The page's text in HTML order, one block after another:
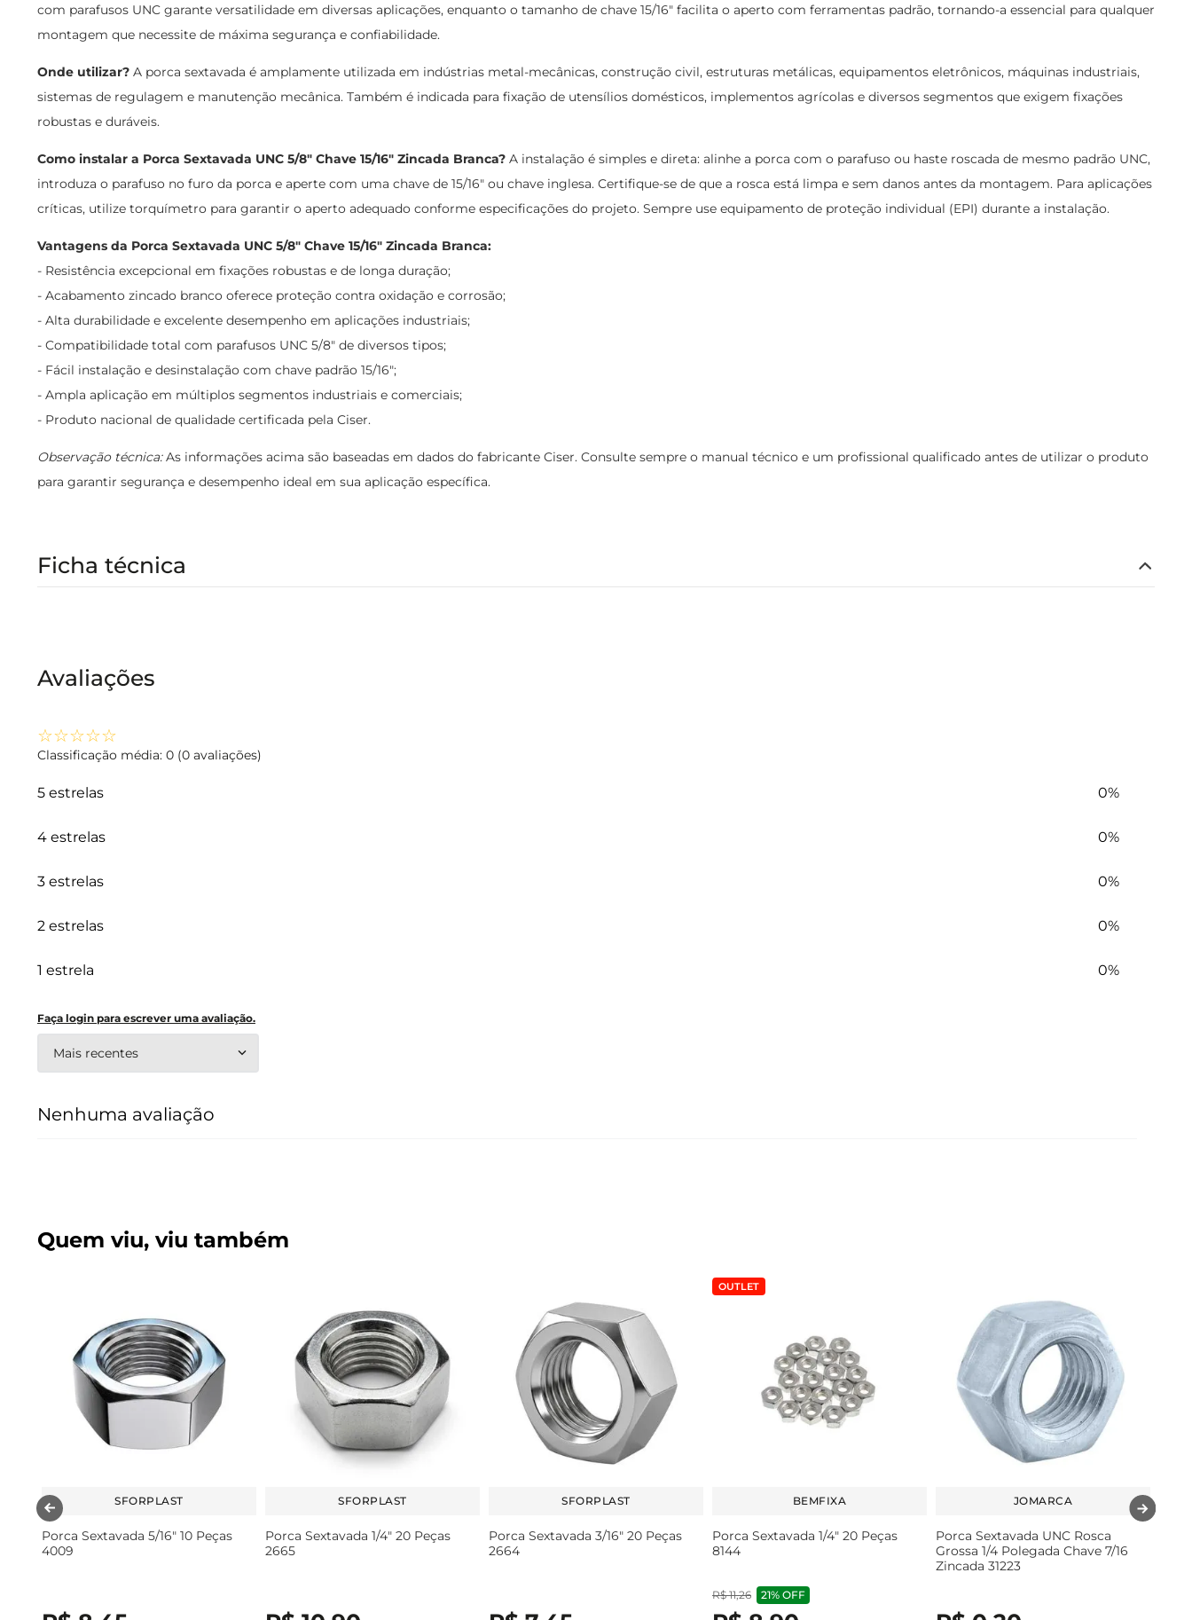
com parafusos UNC garante versatilidade em diversas aplicações, enquanto o tamanho de chave 15/16" facilita o aperto com ferramentas padrão, tornando-a essencial para qualquer
montagem que necessite de máxima segurança e confiabilidade.
Onde utilizar? A porca sextavada é amplamente utilizada em indústrias metal-mecânicas, construção civil, estruturas metálicas, equipamentos eletrônicos, máquinas industriais,
sistemas de regulagem e manutenção mecânica. Também é indicada para fixação de utensílios domésticos, implementos agrícolas e diversos segmentos que exigem fixações
robustas e duráveis.
Como instalar a Porca Sextavada UNC 5/8" Chave 15/16" Zincada Branca? A instalação é simples e direta: alinhe a porca com o parafuso ou haste roscada de mesmo padrão UNC,
introduza o parafuso no furo da porca e aperte com uma chave de 15/16" ou chave inglesa. Certifique-se de que a rosca está limpa e sem danos antes da montagem. Para aplicações
críticas, utilize torquímetro para garantir o aperto adequado conforme especificações do projeto. Sempre use equipamento de proteção individual (EPI) durante a instalação.
Vantagens da Porca Sextavada UNC 5/8" Chave 15/16" Zincada Branca:
- Resistência excepcional em fixações robustas e de longa duração;
- Acabamento zincado branco oferece proteção contra oxidação e corrosão;
- Alta durabilidade e excelente desempenho em aplicações industriais;
- Compatibilidade total com parafusos UNC 5/8" de diversos tipos;
- Fácil instalação e desinstalação com chave padrão 15/16";
- Ampla aplicação em múltiplos segmentos industriais e comerciais;
- Produto nacional de qualidade certificada pela Ciser.
Observação técnica:As informações acima são baseadas em dados do fabricante Ciser. Consulte sempre o manual técnico e um profissional qualificado antes de utilizar o produto
para garantir segurança e desempenho ideal em sua aplicação específica.
Ficha técnica
Avaliações
☆☆☆☆☆
Classificação média: 0 (0 avaliações)
5 estrelas 0%
4 estrelas 0%
3 estrelas 0%
2 estrelas 0%
1 estrela 0%
Faça login para escrever uma avaliação.
Mais recentes
Nenhuma avaliação
Quem viu, viu também
SFORPLAST
Porca Sextavada 5/16" 10 Peças
4009
SFORPLAST
Porca Sextavada 1/4" 20 Peças
2665
SFORPLAST
Porca Sextavada 3/16" 20 Peças
2664
OUTLET
BEMFIXA
Porca Sextavada 1/4" 20 Peças
8144
R$ 11,26 21% OFF
JOMARCA
Porca Sextavada UNC Rosca
Grossa 1/4 Polegada Chave 7/16
Zincada 31223